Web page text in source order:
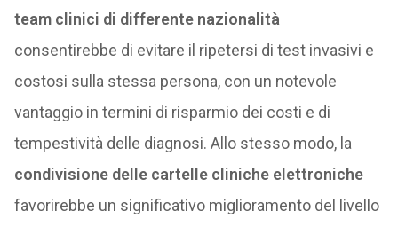
team clinici di differente nazionalità
consentirebbe di evitare il ripetersi di test invasivi e
costosi sulla stessa persona, con un notevole
vantaggio in termini di risparmio dei costi e di
tempestività delle diagnosi. Allo stesso modo, la
condivisione delle cartelle cliniche elettroniche
favorirebbe un significativo miglioramento del livello